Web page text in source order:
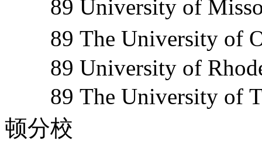
89 University of
89 The University of
89 University of
89 The University of
顿分校